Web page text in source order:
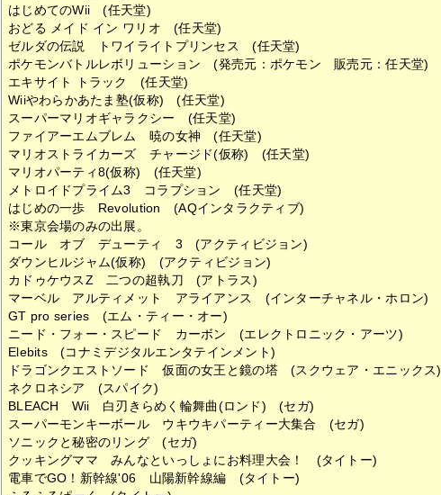
はじめてのWii (任天堂)
おどる メイド イン ワリオ (任天堂)
ゼルダの伝説 トワイライトプリンセス (任天堂)
ポケモンバトルレボリューション (発売元：ポケモン 販売元：任天堂)
エキサイト トラック (任天堂)
Wiiやわらかあたま塾(仮称) (任天堂)
スーパーマリオギャラクシー (任天堂)
ファイアーエムブレム 暁の女神 (任天堂)
マリオストライカーズ チャージド(仮称) (任天堂)
マリオパーティ8(仮称) (任天堂)
メトロイドプライム3 コラプション (任天堂)
はじめの一歩 Revolution (AQインタラクティブ)
※東京会場のみの出展。
コール オブ デューティ 3 (アクティビジョン)
ダウンヒルジャム(仮称) (アクティビジョン)
カドゥケウスZ 二つの超執刀 (アトラス)
マーベル アルティメット アライアンス (インターチャネル・ホロン)
GT pro series (エム・ティー・オー)
ニード・フォー・スピード カーボン (エレクトロニック・アーツ)
Elebits (コナミデジタルエンタテインメント)
ドラゴンクエストソード 仮面の女王と鏡の塔 (スクウェア・エニックス)
ネクロネシア (スパイク)
BLEACH Wii 白刃きらめく輪舞曲(ロンド) (セガ)
スーパーモンキーボール ウキウキパーティー大集合 (セガ)
ソニックと秘密のリング (セガ)
クッキングママ みんなといっしょにお料理大会！ (タイトー)
電車でGO！新幹線'06 山陽新幹線編 (タイトー)